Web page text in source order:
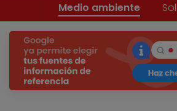
Medio ambiente